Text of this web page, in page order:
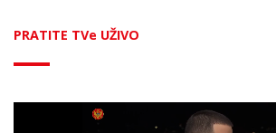
PRATITE TVe UŽIVO